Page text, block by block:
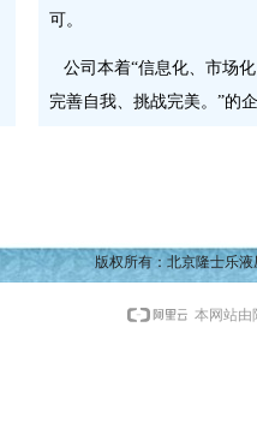
可。
公司本着“信息化、市场
完善自我、挑战完美。”的
版权所有：北京隆士乐
本网站由